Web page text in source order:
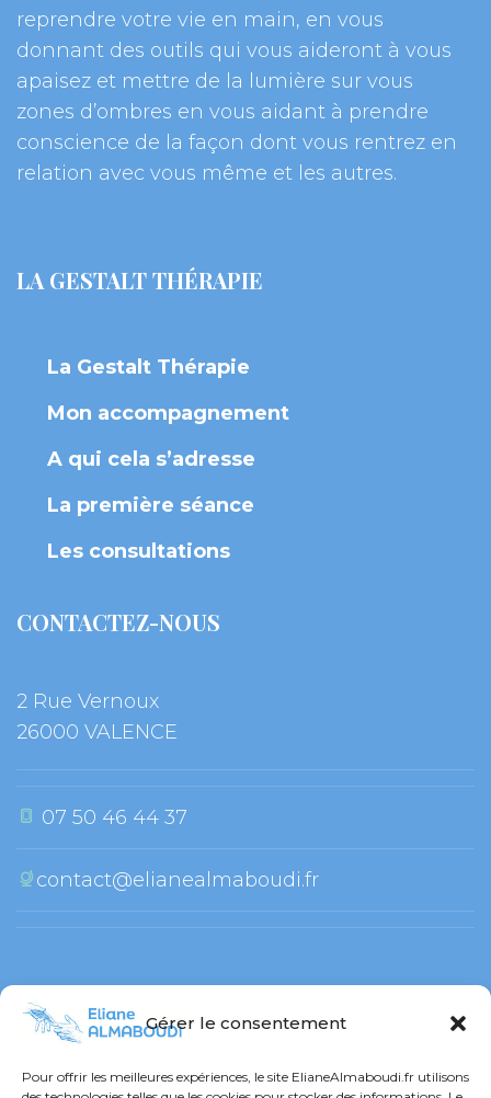
Gérer le consentement
Pour offrir les meilleures expériences, le site ElianeAlmaboudi.fr utilisons
reprendre votre vie en main, en vous
donnant des outils qui vous aideront à vous
apaisez et mettre de la lumière sur vous
zones d’ombres en vous aidant à prendre
conscience de la façon dont vous rentrez en
relation avec vous même et les autres.
LA GESTALT THÉRAPIE
La Gestalt Thérapie
Mon accompagnement
A qui cela s’adresse
La première séance
Les consultation
CONTACTEZ-NOUS
2 Rue Vernoux
26000 VALENCE
07 50 46 44 37
contact@elianealmaboudi.fr
RESTONS CONNECTÉ !